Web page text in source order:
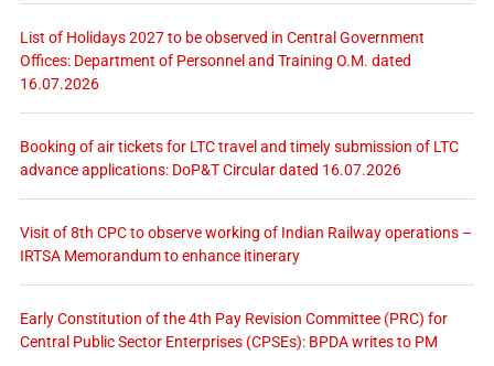
List of Holidays 2027 to be observed in Central Government
Offices: Department of Personnel and Training O.M. dated
16.07.2026
Booking of air tickets for LTC travel and timely submission of LTC
advance applications: DoP&T Circular dated 16.07.2026
Visit of 8th CPC to observe working of Indian Railway operations –
IRTSA Memorandum to enhance itinerary
Early Constitution of the 4th Pay Revision Committee (PRC) for
Central Public Sector Enterprises (CPSEs): BPDA writes to PM